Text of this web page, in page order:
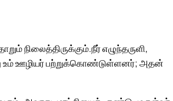
நிலைத்திருக்கும்.நீர் எழுந்தருளி,
ஊழியர் பற்றுக்கொண்டுள்ளனர்; அதன்